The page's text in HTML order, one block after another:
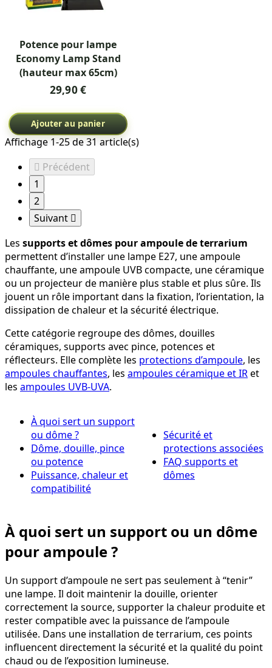
Potence pour lampe
Economy Lamp Stand
(hauteur max 65cm)
29,90 €
Ajouter au panier
Affichage 1-25 de 31 article(s)
 Précédent
1
2
Suivant 
Les supports et dômes pour ampoule de terrarium
permettent d’installer une lampe E27, une ampoule
chauffante, une ampoule UVB compacte, une céramique
ou un projecteur de manière plus stable et plus sûre. Ils
jouent un rôle important dans la fixation, l’orientation, la
dissipation de chaleur et la sécurité électrique.
Cette catégorie regroupe des dômes, douilles
céramiques, supports avec pince, potences et
réflecteurs. Elle complète les protections d’ampoule, les
ampoules chauffantes, les ampoules céramique et IRet
les ampoules UVB-UVA.
À quoi sert un support
ou dôme ?
Dôme, douille, pince
ou potence
Puissance, chaleur et
compatibilité
Sécurité et
protections associées
FAQ supports et
dômes
À quoi sert un support ou un dôme
pour ampoule ?
Un support d’ampoule ne sert pas seulement à “tenir”
une lampe. Il doit maintenir la douille, orienter
correctement la source, supporter la chaleur produite et
rester compatible avec la puissance de l’ampoule
utilisée. Dans une installation de terrarium, ces points
influencent directement la sécurité et la qualité du point
chaud ou de l’exposition lumineuse.